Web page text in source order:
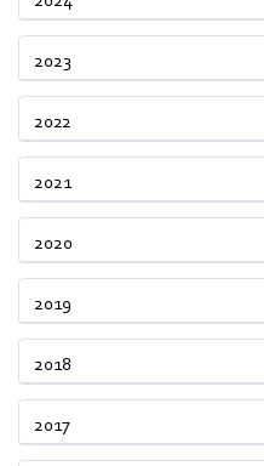
2023
2022
2021
2020
2019
2018
2017